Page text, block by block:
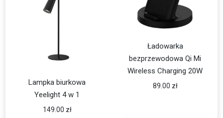
Ładowarka
bezprzewodowa Qi Mi
Wireless Charging 20W
89.00 zł
Lampka biurkowa
Yeelight 4 w 1
149.00 zł